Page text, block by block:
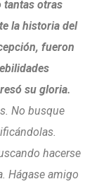
tantas otras
la historia del
fueron
su gloria.
No busque
hacerse
Hágase amigo